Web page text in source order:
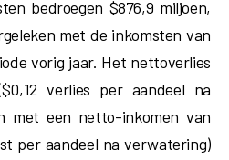
bedroegen $876,9 miljoen,
met de inkomsten van
vorig jaar. Het nettoverlies
verlies per aandeel na
met een netto-inkomen van
per aandeel na verwatering)